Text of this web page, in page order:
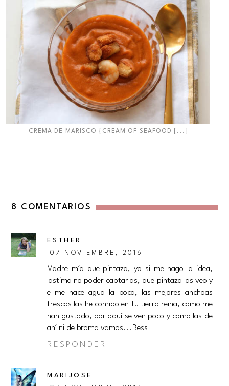
CREMA DE MARISCO {CREAM OF SEAFOOD [...]
8 COMENTARIOS
ESTHER
07 NOVIEMBRE, 2016
Madre mía que pintaza, yo si me hago la idea,
lastima no poder captarlas, que pintaza las veo y
e me hace agua la boca, las mejores anchoas
frescas las he comido en tu tierra reina, como me
han gustado, por aquí se ven poco y como las de
ahí ni de broma vamos...Bess
RESPONDER
MARIJOSE